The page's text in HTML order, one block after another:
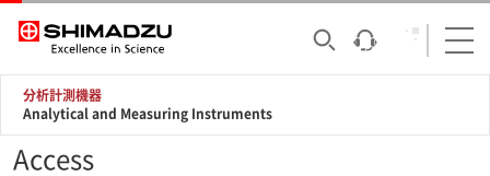
分析計測機器
Analytical and Measuring Instruments
Access